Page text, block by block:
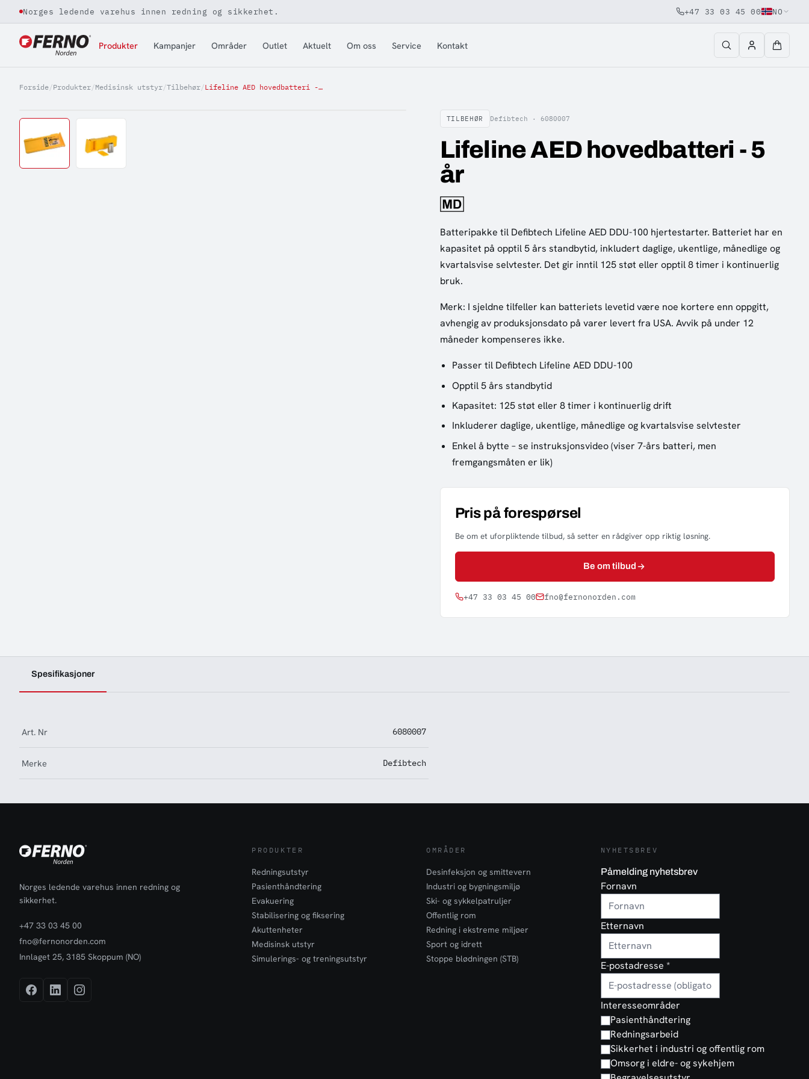
Jump to content
Norges ledende varehus innen redning og sikkerhet. +47 33 03 45 00 NO
Produkter Kampanjer Områder Outlet Aktuelt Om oss Service Kontakt
Forside/Produkter/Medisinsk utstyr/Tilbehør/ Lifeline AED hovedbatteri - 5 år
TILBEHØR Defibtech · 6080007
Lifeline AED hovedbatteri - 5
år
Batteripakke til Defibtech Lifeline AED DDU-100 hjertestarter. Batteriet har en
kapasitet på opptil 5 års standbytid, inkludert daglige, ukentlige, månedlige og
kvartalsvise selvtester. Det gir inntil 125 støt eller opptil 8 timer i kontinuerlig
bruk.
Merk: I sjeldne tilfeller kan batteriets levetid være noe kortere enn oppgitt,
avhengig av produksjonsdato på varer levert fra USA. Avvik på under 12
måneder kompenseres ikke.
Passer til Defibtech Lifeline AED DDU-100
Opptil 5 års standbytid
Kapasitet: 125 støt eller 8 timer i kontinuerlig drift
Inkluderer daglige, ukentlige, månedlige og kvartalsvise selvtester
Enkel å bytte – se instruksjonsvideo (viser 7-års batteri, men
fremgangsmåten er lik)
Pris på forespørsel
Be om et uforpliktende tilbud, så setter en rådgiver opp riktig løsning.
Be om tilbud
+47 33 03 45 00 fno@fernonorden.com
Spesifikasjoner
Art. Nr 6080007
Merke Defibtech
Norges ledende varehus innen redning og
sikkerhet.
+47 33 03 45 00
fno@fernonorden.com
Innlaget 25, 3185 Skoppum (NO)
PRODUKTER
Redningsutstyr
Pasienthåndtering
Evakuering
Stabilisering og fiksering
Akuttenheter
Medisinsk utstyr
Simulerings- og treningsutstyr
OMRÅDER
Desinfeksjon og smittevern
Industri og bygningsmiljø
Ski- og sykkelpatruljer
Offentlig rom
Redning i ekstreme miljøer
Sport og idrett
Stoppe blødningen (STB)
NYHETSBREV
Påmelding nyhetsbrev
Fornavn
Etternavn
E-postadresse *
Interesseområder
Pasienthåndtering
Redningsarbeid
Sikkerhet i industri og offentlig rom
Omsorg i eldre- og sykehjem